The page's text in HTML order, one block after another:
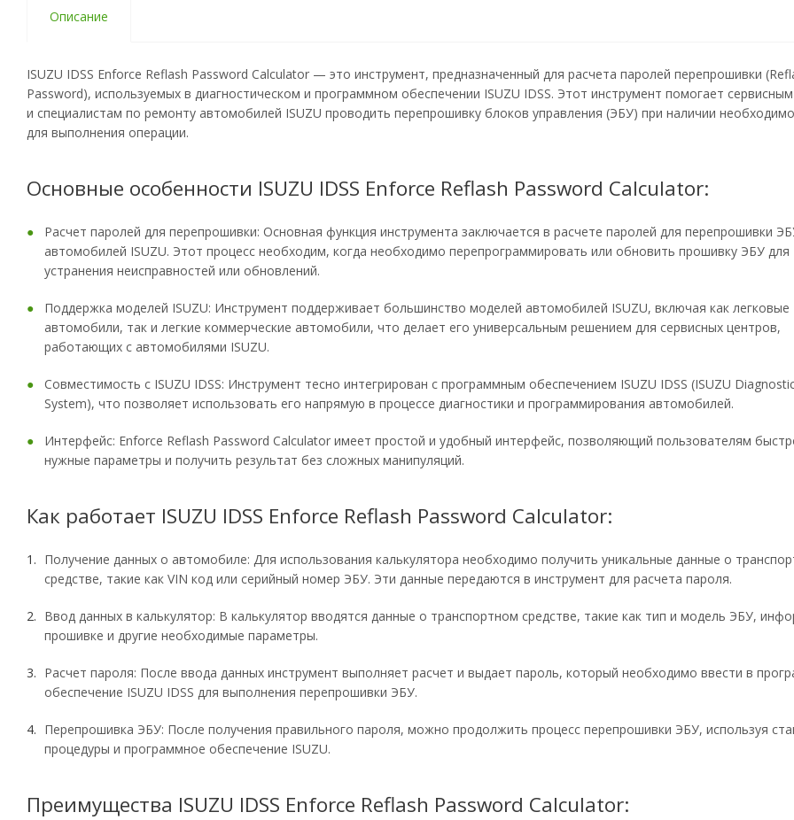
Описание
ISUZU IDSS Enforce Reflash Password Calculator — это инструмент, предназначенный для расчета паролей перепрошивки
Password), используемых в диагностическом и программном обеспечении ISUZU IDSS. Этот инструмент помогает
и специалистам по ремонту автомобилей ISUZU проводить перепрошивку блоков управления (ЭБУ) при наличии
для выполнения операции.
Основные особенности ISUZU IDSS Enforce Reflash Password Calculator:
Расчет паролей для перепрошивки: Основная функция инструмента заключается в расчете паролей для перепрошивки
автомобилей ISUZU. Этот процесс необходим, когда необходимо перепрограммировать или обновить прошивку ЭБУ для
устранения неисправностей или обновлений.
Поддержка моделей ISUZU: Инструмент поддерживает большинство моделей автомобилей ISUZU, включая как легковые
автомобили, так и легкие коммерческие автомобили, что делает его универсальным решением для сервисных центров,
работающих с автомобилями ISUZU.
Совместимость с ISUZU IDSS: Инструмент тесно интегрирован с программным обеспечением ISUZU IDSS (ISUZU
System), что позволяет использовать его напрямую в процессе диагностики и программирования автомобилей.
Интерфейс: Enforce Reflash Password Calculator имеет простой и удобный интерфейс, позволяющий пользователям
нужные параметры и получить результат без сложных манипуляций.
Как работает ISUZU IDSS Enforce Reflash Password Calculator:
Получение данных о автомобиле: Для использования калькулятора необходимо получить уникальные данные о
средстве, такие как VIN код или серийный номер ЭБУ. Эти данные передаются в инструмент для расчета пароля.
Ввод данных в калькулятор: В калькулятор вводятся данные о транспортном средстве, такие как тип и модель ЭБУ,
прошивке и другие необходимые параметры.
Расчет пароля: После ввода данных инструмент выполняет расчет и выдает пароль, который необходимо ввести в
обеспечение ISUZU IDSS для выполнения перепрошивки ЭБУ.
Перепрошивка ЭБУ: После получения правильного пароля, можно продолжить процесс перепрошивки ЭБУ, используя
процедуры и программное обеспечение ISUZU.
Преимущества ISUZU IDSS Enforce Reflash Password Calculator: